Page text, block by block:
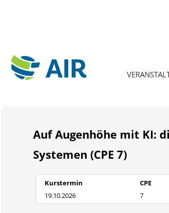
Auf Augenhöhe mit KI:
Systemen (CPE 7)
Kurstermin CPE
19.10.2026
7